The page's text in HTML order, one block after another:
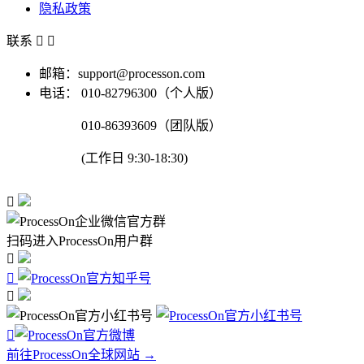
隐私政策
联系  
邮箱：support@processon.com
电话：
010-82796300（个人版）
010-86393609（团队版）
(工作日 9:30-18:30)

扫码进入ProcessOn用户群




前往ProcessOn全球网站 →